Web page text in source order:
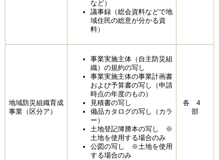
など）
議事録（総会資料などで地
域住民の総意が分かる資
料）
地域防災組織育成
事業（区分ア）
事業実施主体（自主防災組
織）の規約の写し
事業実施主体の事業計画書
および予算書の写し（申請
時点の年度のもの）
見積書の写し
備品カタログの写し（カラ
ー）
土地登記簿謄本の写し ※
土地を使用する場合のみ
公図の写し ※土地を使用
する場合のみ
各 4
部